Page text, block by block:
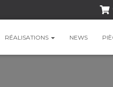
RÉALISATIONS NEWS